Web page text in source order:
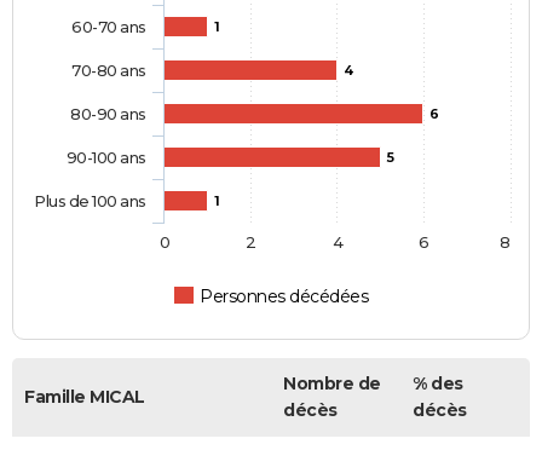
1
4
6
5
1
Personnes décédées
60-70 ans
70-80 ans
80-90 ans
90-100 ans
Plus de 100 ans
0 2 4 6 8
Famille MICAL
Nombre de
décès
% des
décès